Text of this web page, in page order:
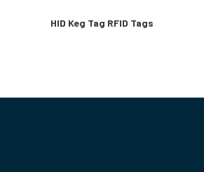
HID Keg Tag RFID Tags